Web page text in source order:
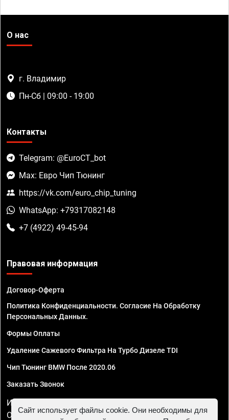
О нас
г. Владимир
Пн-Сб | 09:00 - 19:00
Контакты
Telegram: @EuroCT_bot
Max: Евро Чип Тюнинг
https://vk.com/euro_chip_tuning
WhatsApp: +79317082148
+7 (4922) 49-45-94
Правовая информация
Договор-Оферта
Политика Конфиденциальности. Согласие На Обработку
Персональных Данных.
Формы Оплаты
Удаление Сажевого Фильтра На Турбо Дизеле TDI
Чип Тюнинг BMW После 2020.06
Заказать Звонок
ИП Смирнов Георгий Павлович. ИНН 781302555843,
ОГРНИП 324470400032610
Сайт использует файлы cookie. Они необходимы для